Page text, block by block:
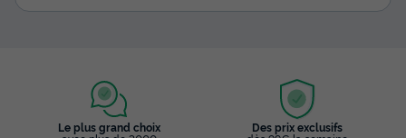
Le plus grand choix Des prix exclusifs